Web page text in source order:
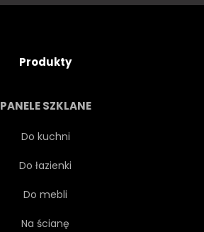
Produkty
PANELE SZKLANE
Do kuchni
Do łazienki
Do mebli
Na ścianę